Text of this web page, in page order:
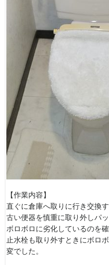
【作業内容】
直ぐに倉庫へ取りに行き交換
古い便器を慎重に取り外しパ
ボロボロに劣化しているのを確
止水栓も取り外すときにボロ
変でした。